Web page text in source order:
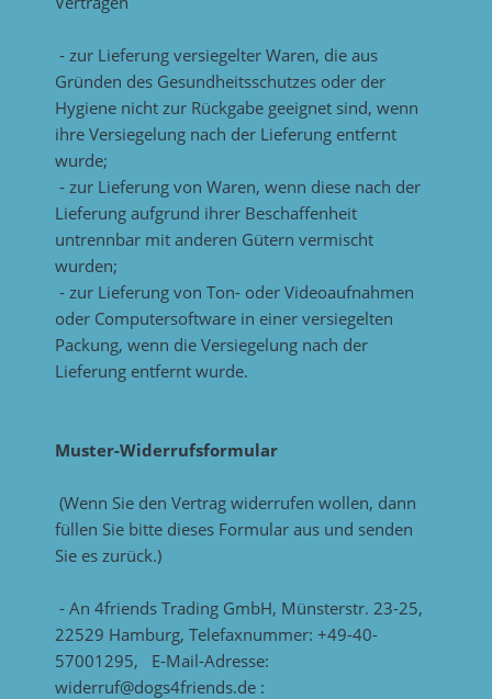
- zur Lieferung versiegelter Waren, die aus
Gründen des Gesundheitsschutzes oder der
Hygiene nicht zur Rückgabe geeignet sind, wenn
ihre Versiegelung nach der Lieferung entfernt
wurde;
- zur Lieferung von Waren, wenn diese nach der
Lieferung aufgrund ihrer Beschaffenheit
untrennbar mit anderen Gütern vermischt
wurden;
- zur Lieferung von Ton- oder Videoaufnahmen
oder Computersoftware in einer versiegelten
Packung, wenn die Versiegelung nach der
Lieferung entfernt wurde.
Muster-Widerrufsformular
(Wenn Sie den Vertrag widerrufen wollen, dann
füllen Sie bitte dieses Formular aus und senden
Sie es zurück.)
- An 4friends Trading GmbH, Münsterstr. 23-25,
22529 Hamburg, Telefaxnummer: +49-40-
57001295, E-Mail-Adresse:
widerruf@dogs4friends.de :